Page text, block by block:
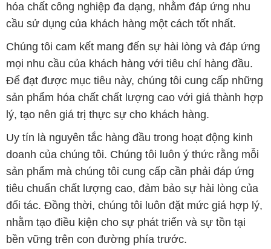
hóa chất công nghiệp đa dạng, nhằm đáp ứng nhu
cầu sử dụng của khách hàng một cách tốt nhất.
Chúng tôi cam kết mang đến sự hài lòng và đáp ứng
mọi nhu cầu của khách hàng với tiêu chí hàng đầu.
Để đạt được mục tiêu này, chúng tôi cung cấp những
sản phẩm hóa chất chất lượng cao với giá thành hợp
lý, tạo nên giá trị thực sự cho khách hàng.
Uy tín là nguyên tắc hàng đầu trong hoạt động kinh
doanh của chúng tôi. Chúng tôi luôn ý thức rằng mỗi
sản phẩm mà chúng tôi cung cấp cần phải đáp ứng
tiêu chuẩn chất lượng cao, đảm bảo sự hài lòng của
đối tác. Đồng thời, chúng tôi luôn đặt mức giá hợp lý,
nhằm tạo điều kiện cho sự phát triển và sự tồn tại
bền vững trên con đường phía trước.